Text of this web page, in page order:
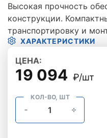
Высокая прочность
конструкции.
транспортировку и
ХАРАКТЕРИСТИКИ
ЦЕНА:
19 094 ₽/шт
КОЛ-ВО, ШТ